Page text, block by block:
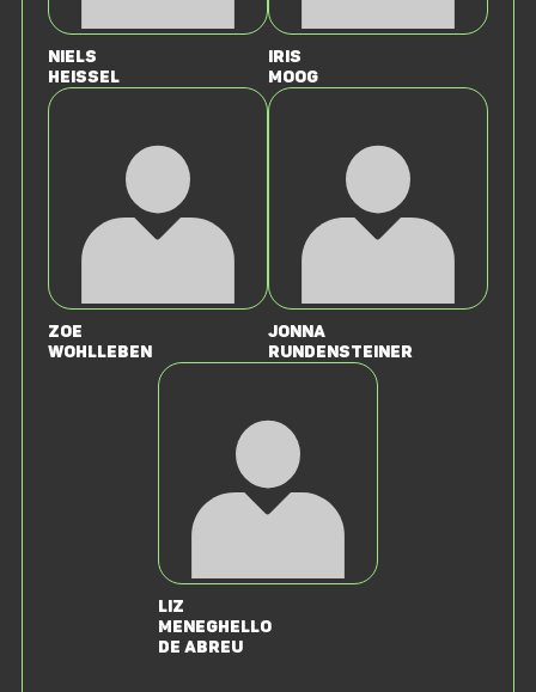
Niels
Heissel
Iris
Moog
Zoe
Wohlleben
Jonna
Rundensteiner
Liz
Meneghello
de Abreu